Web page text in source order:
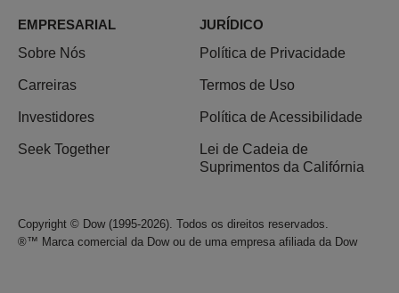
EMPRESARIAL
Sobre Nós
Carreiras
Investidores
Seek Together
JURÍDICO
Política de Privacidade
Termos de Uso
Política de Acessibilidade
Lei de Cadeia de
Suprimentos da Califórnia
Copyright © Dow (1995-2026). Todos os direitos reservados.
®™ Marca comercial da Dow ou de uma empresa afiliada da Dow